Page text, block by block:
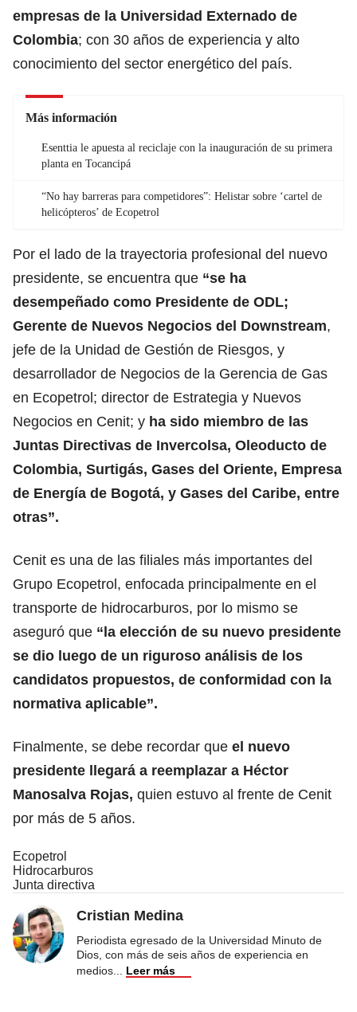
empresas de la Universidad Externado de
Colombia; con 30 años de experiencia y alto
conocimiento del sector energético del país.
Más información
Esenttia le apuesta al reciclaje con la inauguración de su primera
planta en Tocancipá
“No hay barreras para competidores”: Helistar sobre ‘cartel de
helicópteros’ de Ecopetrol
Por el lado de la trayectoria profesional del nuevo
presidente, se encuentra que “se ha
desempeñado como Presidente de ODL;
Gerente de Nuevos Negocios del Downstream,
jefe de la Unidad de Gestión de Riesgos, y
desarrollador de Negocios de la Gerencia de Gas
en Ecopetrol; director de Estrategia y Nuevos
Negocios en Cenit; y ha sido miembro de las
Juntas Directivas de Invercolsa, Oleoducto de
Colombia, Surtigás, Gases del Oriente, Empresa
de Energía de Bogotá, y Gases del Caribe, entre
otras”.
Cenit es una de las filiales más importantes del
Grupo Ecopetrol, enfocada principalmente en el
transporte de hidrocarburos, por lo mismo se
aseguró que “la elección de su nuevo presidente
se dio luego de un riguroso análisis de los
candidatos propuestos, de conformidad con la
normativa aplicable”.
Finalmente, se debe recordar que el nuevo
presidente llegará a reemplazar a Héctor
Manosalva Rojas, quien estuvo al frente de Cenit
por más de 5 años.
Ecopetrol
Hidrocarburos
Junta directiva
Cristian Medina
Periodista egresado de la Universidad Minuto de
Dios, con más de seis años de experiencia en
medios
Leer más